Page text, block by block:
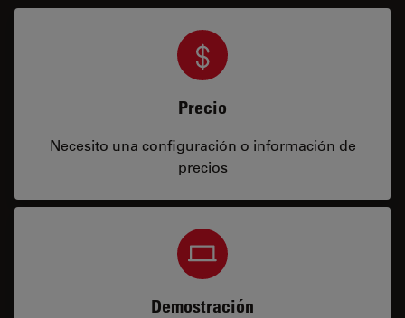
Precio
Necesito una configuración o información de
precios
Demostración